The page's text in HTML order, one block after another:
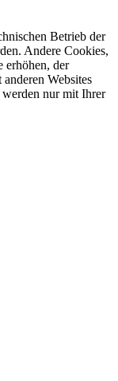
Betrieb der
Andere Cookies,
erhöhen, der
Websites
nur mit Ihrer